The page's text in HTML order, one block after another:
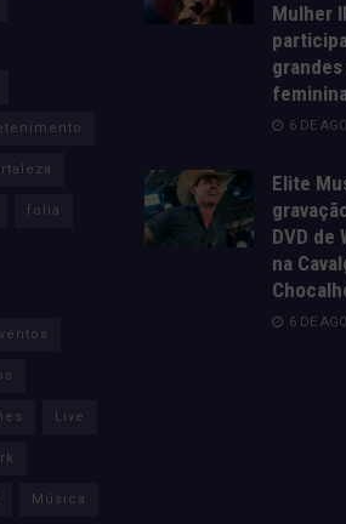
folia
Live
Música
Mulher
6 DE
Elite
DVD de
na
6 DE